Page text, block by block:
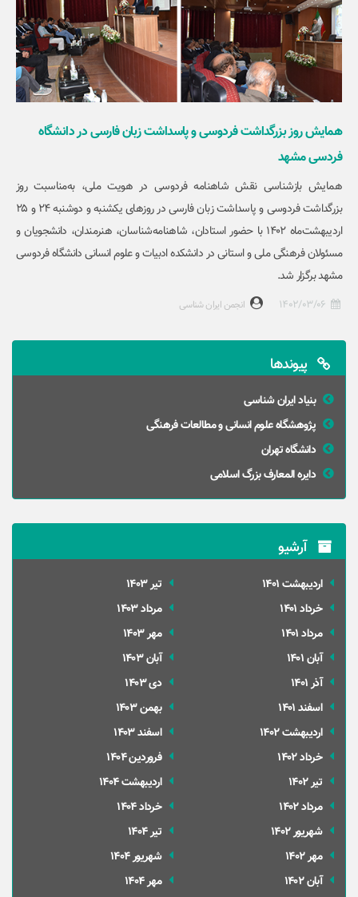
همایش روز بزرگداشت فردوسی و پاسداشت زبان فارسی در دانشگاه
فردسی مشهد
همایش بازشناسی نقش شاهنامه فردوسی در هویت ملی، به‌مناسبت روز
بزرگداشت فردوسی و پاسداشت زبان فارسی در روزهای یکشنبه و دوشنبه ۲۴ و ۲۵
اردیبهشت‌ماه ۱۴۰۲ با حضور استادان، شاهنامه‌شناسان، هنرمندان، دانشجویان و
مسئولان فرهنگی ملی و استانی در دانشکده ادبیات و علوم انسانی دانشگاه فردوسی
مشهد برگزار شد.
انجمن ایران شناسی
پیوندها
بنیاد ایران شناسی
پژوهشگاه علوم انسانی و مطالعات فرهنگی
دانشگاه تهران
دایره المعارف بزرگ اسلامی
آرشیو
ارديبهشت 1401
خرداد 1401
مرداد 1401
آبان 1401
آذر 1401
اسفند 1401
ارديبهشت 1402
خرداد 1402
تير 1402
مرداد 1402
شهریور 1402
مهر 1402
آبان 1402
تير 1403
مرداد 1403
مهر 1403
آبان 1403
دی 1403
بهمن 1403
اسفند 1403
فروردین 1404
ارديبهشت 1404
خرداد 1404
تير 1404
شهریور 1404
مهر 1404